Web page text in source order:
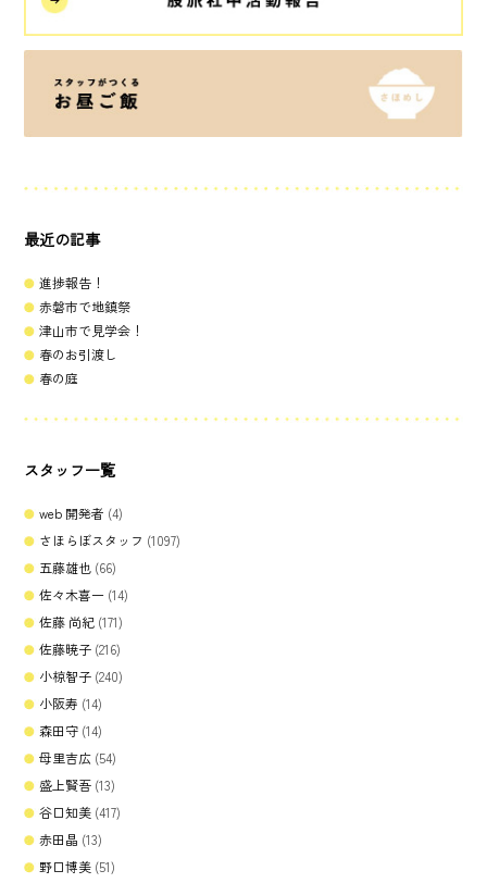
最近の記事
進捗報告！
赤磐市で地鎮祭
津山市で見学会！
春のお引渡し
春の庭
スタッフ一覧
web 開発者 (4)
さほらぼスタッフ (1097)
五藤雄也 (66)
佐々木喜一 (14)
佐藤 尚紀 (171)
佐藤暁子 (216)
小椋智子 (240)
小阪寿 (14)
森田守 (14)
母里吉広 (54)
盛上賢吾 (13)
谷口知美 (417)
赤田晶 (13)
野口博美 (51)